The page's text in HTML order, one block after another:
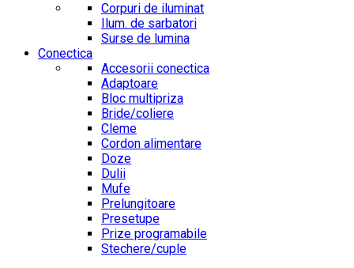
Corpuri de iluminat
Ilum. de sarbatori
Surse de lumina
Conectica
Accesorii conectica
Adaptoare
Bloc multipriza
Bride/coliere
Cleme
Cordon alimentare
Doze
Dulii
Mufe
Prelungitoare
Presetupe
Prize programabile
Stechere/cuple